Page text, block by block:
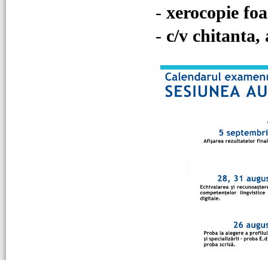
- xerocopie
- c/v chitanta,